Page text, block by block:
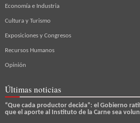
Economía e Industria
Cultura y Turismo
Exposiciones y Congresos
Recursos Humanos
Opinión
Últimas noticias
“Que cada productor decida”: el Gobierno
que el aporte al Instituto de la Carne sea